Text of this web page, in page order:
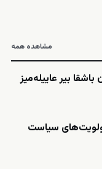
مشاهده همه
بیر عاییله‌میز
سیاست